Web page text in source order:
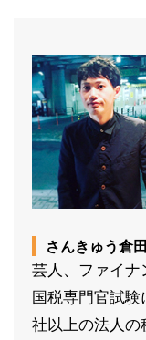
さんきゅう倉田
芸人、ファイナ
国税専門官試
社以上の法人の